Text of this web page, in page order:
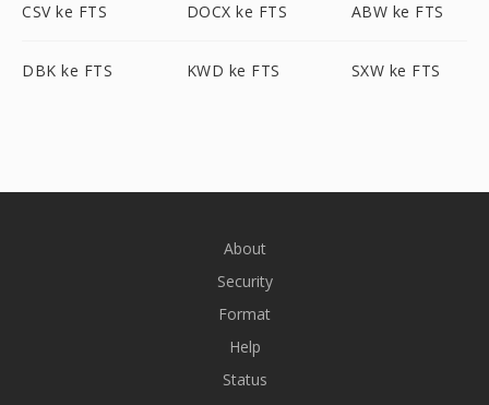
CSV ke FTS DOCX ke FTS ABW ke FTS
DBK ke FTS KWD ke FTS SXW ke FTS
About
Security
Format
Help
Status